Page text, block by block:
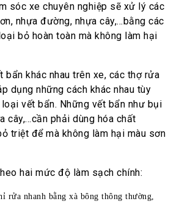
sóc xe chuyên nghiệp sẽ xử lý các
nhựa đường, nhựa cây,…bằng các
bỏ hoàn toàn mà không làm hại
khác nhau trên xe, các thợ rửa
dụng những cách khác nhau tùy
vết bẩn. Những vết bẩn như bụi
cây,…cần phải dùng hóa chất
triệt để mà không làm hại màu sơn
hai mức độ làm sạch chính:
rửa nhanh bằng xà bông thông thường,